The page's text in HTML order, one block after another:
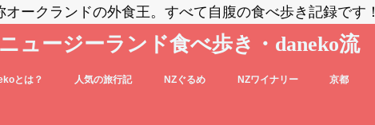
オークランドの外食王。すべて自腹の食べ歩き記録です！
ニュージーランド食べ歩き・daneko流
とは？ 人気の旅行記 NZぐるめ NZワイナリー 京都